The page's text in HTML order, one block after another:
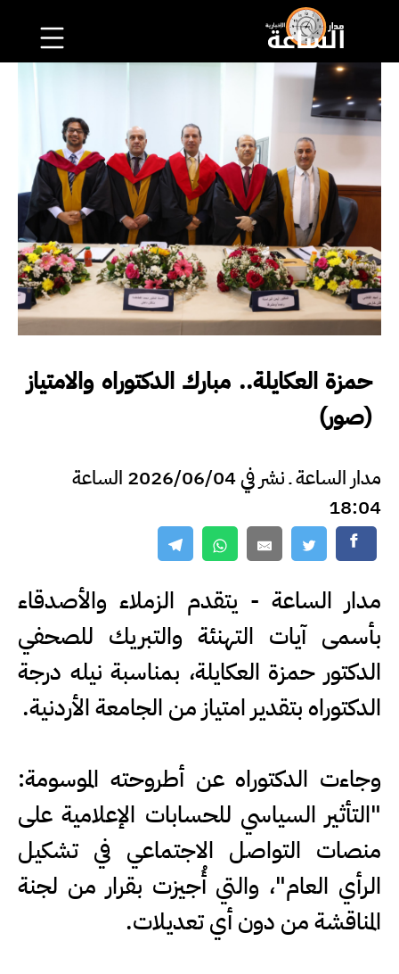
حمزة العكايلة.. مبارك الدكتوراه والامتياز
(صور)
مدار الساعة ـ نشر في 2026/06/04 الساعة
18:04
مدار الساعة - يتقدم الزملاء والأصدقاء
بأسمى آيات التهنئة والتبريك للصحفي
الدكتور حمزة العكايلة، بمناسبة نيله درجة
الدكتوراه بتقدير امتياز من الجامعة الأردنية.
وجاءت الدكتوراه عن أطروحته الموسومة:
"التأثير السياسي للحسابات الإعلامية على
منصات التواصل الاجتماعي في تشكيل
الرأي العام"، والتي أُجيزت بقرار من لجنة
المناقشة من دون أي تعديلات.